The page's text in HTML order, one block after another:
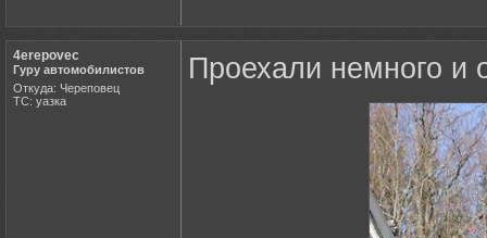
4erepovec
Гуру автомобилистов
Откуда: Череповец
ТС: уазка
Проехали немного и